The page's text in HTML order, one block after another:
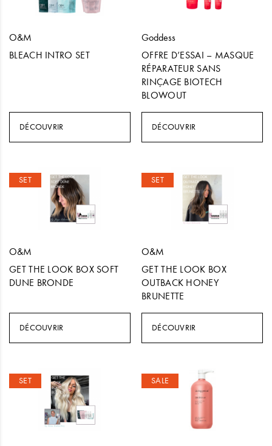
O&M
BLEACH INTRO SET
DÉCOUVRIR
Goddess
OFFRE D’ESSAI – MASQUE
RÉPARATEUR SANS
RINÇAGE BIOTECH
BLOWOUT
DÉCOUVRIR
SET
O&M
GET THE LOOK BOX SOFT
DUNE BRONDE
DÉCOUVRIR
SET
O&M
GET THE LOOK BOX
OUTBACK HONEY
BRUNETTE
DÉCOUVRIR
SET SALE